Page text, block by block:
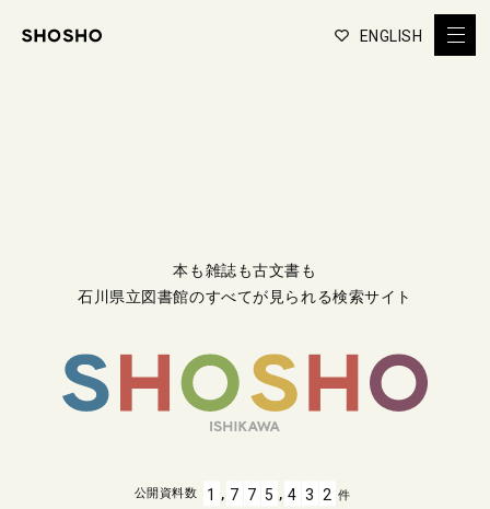
ENGLISH
本も雑誌も古文書も
石川県立図書館のすべてが見られる検索サイト
公開資料数 1 , 7 7 5 , 4 3 2 件